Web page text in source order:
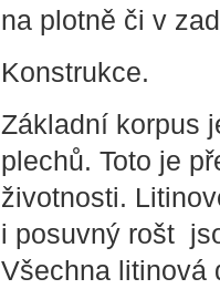
na plotně či v
Konstrukce.
Základní korpus
plechů. Toto je
životnosti.
i posuvný rošt
Všechna litinová